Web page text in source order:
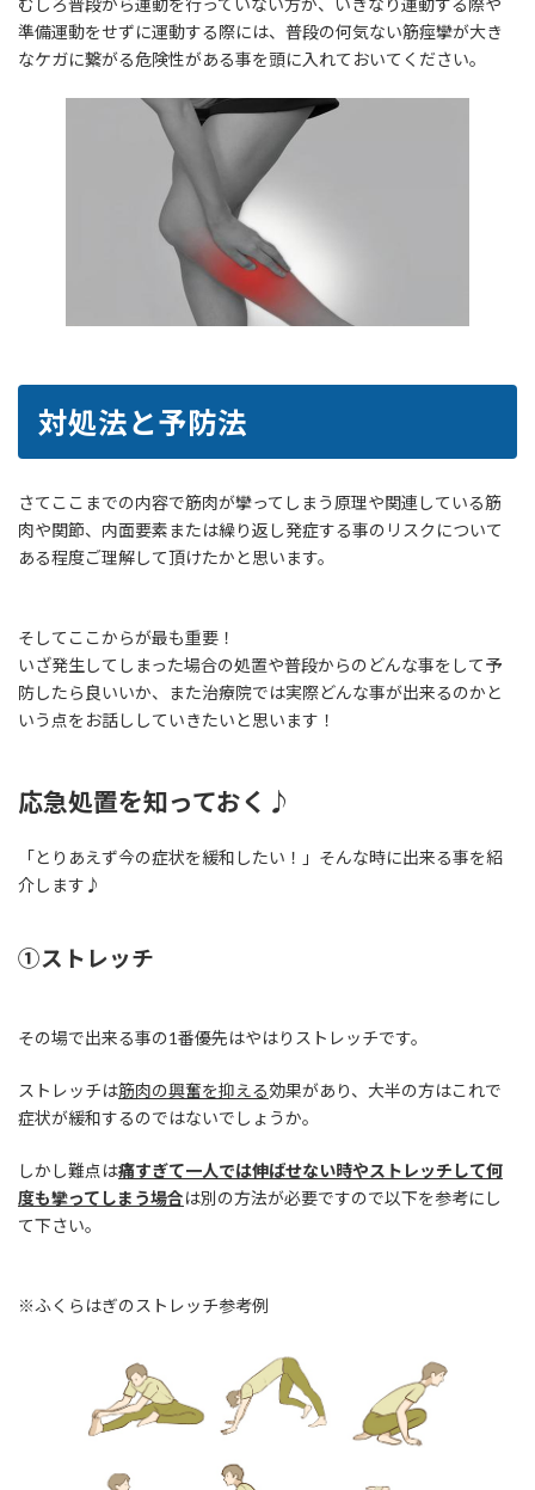
準備運動をせずに運動する際には、普段の何気ない筋痙攣が大き
なケガに繋がる危険性がある事を頭に入れておいてください。
対処法と予防法
さてここまでの内容で筋肉が攣ってしまう原理や関連している筋
肉や関節、内面要素または繰り返し発症する事のリスクについて
ある程度ご理解して頂けたかと思います。
そしてここからが最も重要！
いざ発生してしまった場合の処置や普段からのどんな事をして予
防したら良いいか、また治療院では実際どんな事が出来るのかと
いう点をお話ししていきたいと思います！
応急処置を知っておく♪
「とりあえず今の症状を緩和したい！」そんな時に出来る事を紹
介します♪
①ストレッチ
その場で出来る事の1番優先はやはりストレッチです。
ストレッチは筋肉の興奮を抑える効果があり、大半の方はこれで
症状が緩和するのではないでしょうか。
しかし難点は痛すぎて一人では伸ばせない時やストレッチして何
度も攣ってしまう場合は別の方法が必要ですので以下を参考にし
て下さい。
※ふくらはぎのストレッチ参考例